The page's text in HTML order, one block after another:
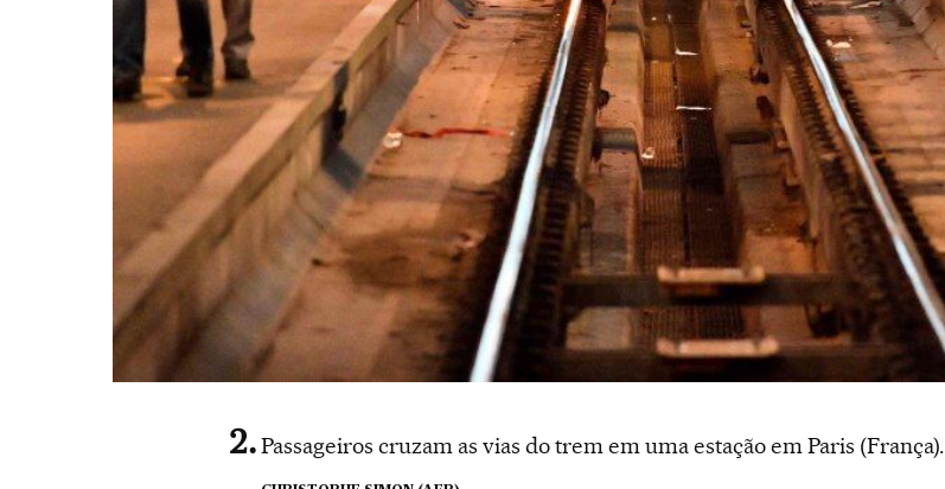
Passageiros cruzam as vias do trem em uma estação em Paris (França).